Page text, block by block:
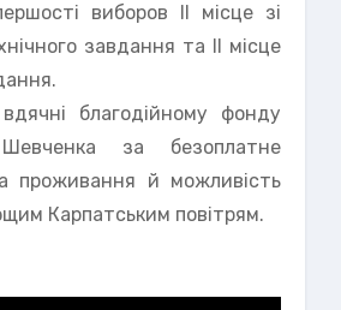
виборов ІІ місце зі
завдання та ІІ місце
благодійному фонду
за безоплатне
проживання й можливість
Карпатським повітрям.